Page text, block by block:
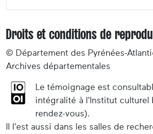
Droits et conditions de
© Département des Pyrénées-
Archives départementales
Le témoignage est
intégralité à l'Institut culturel
rendez-vous).
Il l'est aussi dans les salles de